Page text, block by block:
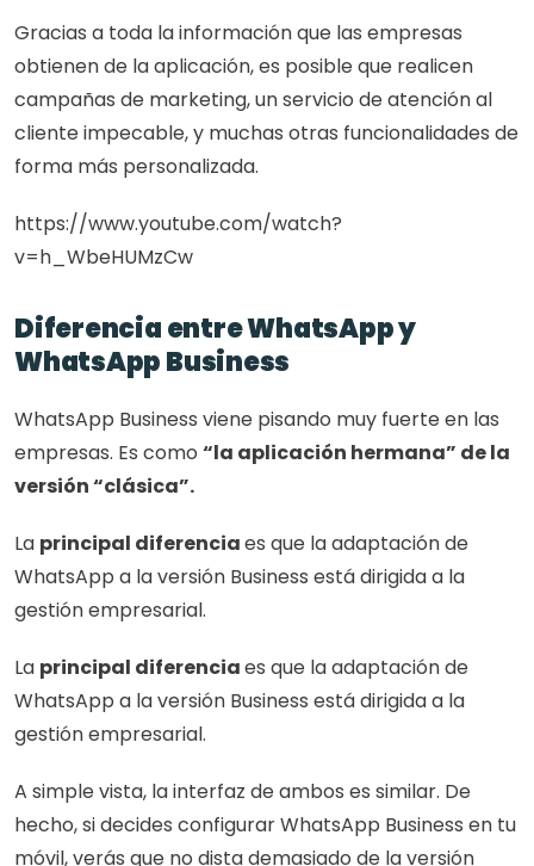
Gracias a toda la información que las empresas
obtienen de la aplicación, es posible que realicen
campañas de marketing, un servicio de atención al
cliente impecable, y muchas otras funcionalidades de
forma más personalizada.
https://www.youtube.com/watch?
v=h_WbeHUMzCw
Diferencia entre WhatsApp y
WhatsApp Business
WhatsApp Business viene pisando muy fuerte en las
empresas. Es como “la aplicación hermana” de la
versión “clásica”.
La principal diferencia es que la adaptación de
WhatsApp a la versión Business está dirigida a la
gestión empresarial.
La principal diferencia es que la adaptación de
WhatsApp a la versión Business está dirigida a la
gestión empresarial.
A simple vista, la interfaz de ambos es similar. De
hecho, si decides configurar WhatsApp Business en tu
móvil, verás que no dista demasiado de la versión